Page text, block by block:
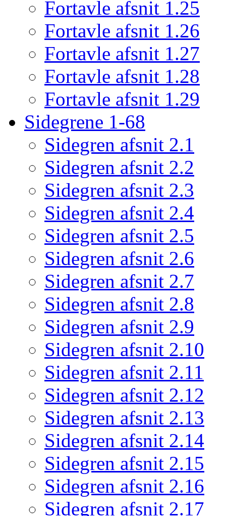
Fortavle afsnit 1.25
Fortavle afsnit 1.26
Fortavle afsnit 1.27
Fortavle afsnit 1.28
Fortavle afsnit 1.29
Sidegrene 1-68
Sidegren afsnit 2.1
Sidegren afsnit 2.2
Sidegren afsnit 2.3
Sidegren afsnit 2.4
Sidegren afsnit 2.5
Sidegren afsnit 2.6
Sidegren afsnit 2.7
Sidegren afsnit 2.8
Sidegren afsnit 2.9
Sidegren afsnit 2.10
Sidegren afsnit 2.11
Sidegren afsnit 2.12
Sidegren afsnit 2.13
Sidegren afsnit 2.14
Sidegren afsnit 2.15
Sidegren afsnit 2.16
Sidegren afsnit 2.17